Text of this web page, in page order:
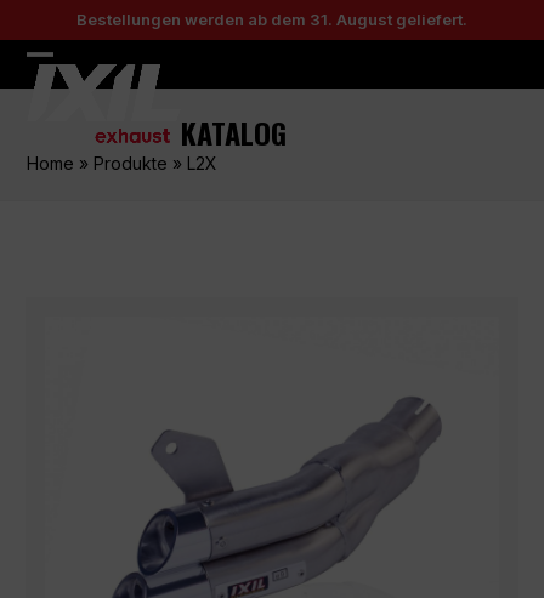
to
content
Bestellungen werden ab dem 31. August geliefert.
Open
menu
Close
menu
KATALOG
Home » Produkte » L2X